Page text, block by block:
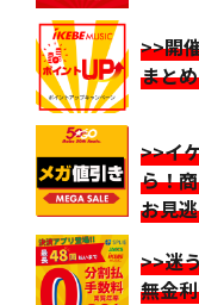
>>開
まと
>>イ
ら！
お見
>>迷
無金